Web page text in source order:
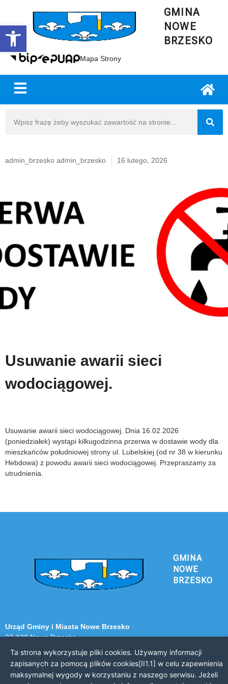
Open toolbar
GMINA
NOWE
BRZESKO
Mapa Strony
admin_brzesko admin_brzesko 16 lutego, 2026
Usuwanie awarii sieci
wodociągowej.
Usuwanie awarii sieci wodociągowej. Dnia 16.02.2026
(poniedziałek) wystąpi kilkugodzinna przerwa w dostawie wody dla
mieszkańców południowej strony ul. Lubelskiej (od nr 38 w kierunku
Hebdowa) z powodu awarii sieci wodociągowej. Przepraszamy za
utrudnienia.
GMINA
NOWE
BRZESKO
Urząd Gminy i Miasta Nowe Brzesko
32-120 Nowe Brzesko
ul. Krakowska 44
KONTAKT Z URZĘDEM
Ta strona wykorzystuje pliki cookies. Używamy informacji
zapisanych za pomocą plików cookies[II1.1] w celu zapewnienia
maksymalnej wygody w korzystaniu z naszego serwisu. Jeżeli